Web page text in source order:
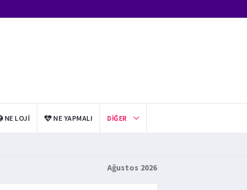
NE LOJI NE YAPMALI DIĞER
Ağustos 2026